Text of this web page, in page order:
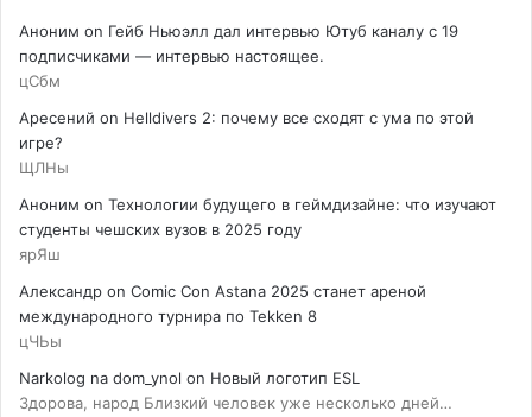
Аноним on Гейб Ньюэлл дал интервью Ютуб каналу с 19
подписчиками — интервью настоящее.
цСбм
Аресений on Helldivers 2: почему все сходят с ума по этой
игре?
ЩЛНы
Аноним on Технологии будущего в геймдизайне: что изучают
студенты чешских вузов в 2025 году
ярЯш
Александр on Comic Con Astana 2025 станет ареной
международного турнира по Tekken 8
цЧЬы
Narkolog na dom_ynol on Новый логотип ESL
Здорова, народ Близкий человек уже несколько дней…